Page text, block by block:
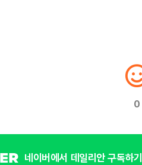
0
네이버에서 데일리안 구독하기